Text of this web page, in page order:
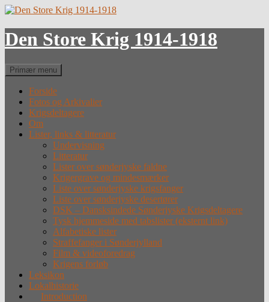
Hop
indhold
Den Store Krig 1914-1918
Søg
Primær menu
Forside
Fotos og Arkivalier
Krigsdeltagere
Om
Lister, links & litteratur
Undervisning
Litteratur
Lister over sønderjyske faldne
Krigergrave og mindesmærker
Liste over sønderjyske krigsfanger
Liste over sønderjyske desertører
DSK – Dansksindede Sønderjyske Krigsdeltagere
Tysk hjemmeside med tabslister (eksternt link)
Alfabetiske lister
Straffefanger i Sønderjylland
Film & videoforedrag
Krigens forløb
Leksikon
Lokalhistorie
Introduction